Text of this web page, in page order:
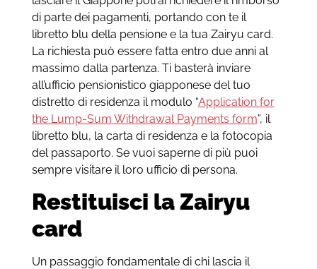
di parte dei pagamenti, portando con te il
libretto blu della pensione e la tua Zairyu card.
La richiesta può essere fatta entro due anni al
massimo dalla partenza. Ti basterà inviare
all’ufficio pensionistico giapponese del tuo
distretto di residenza il modulo “Application for
the Lump-Sum Withdrawal Payments form”, il
libretto blu, la carta di residenza e la fotocopia
del passaporto. Se vuoi saperne di più puoi
sempre visitare il loro ufficio di persona.
Restituisci la Zairyu
card
Un passaggio fondamentale di chi lascia il